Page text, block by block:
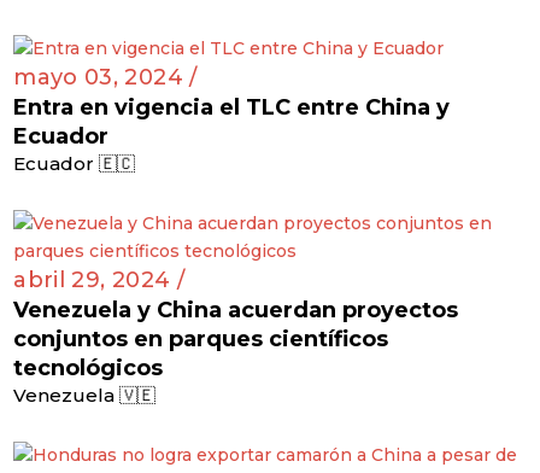
mayo 03, 2024 /
Entra en vigencia el TLC entre China y
Ecuador
Ecuador 🇪🇨
abril 29, 2024 /
Venezuela y China acuerdan proyectos
conjuntos en parques científicos
tecnológicos
Venezuela 🇻🇪